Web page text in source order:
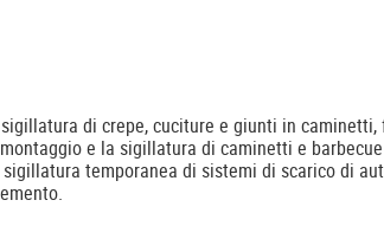
di crepe, cuciture e giunti in caminetti,
e la sigillatura di caminetti e
temporanea di sistemi di scarico di